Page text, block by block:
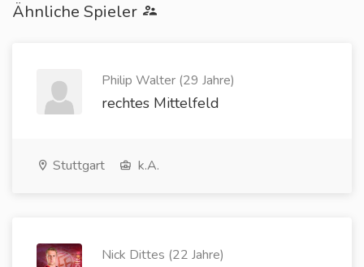
Ähnliche Spieler
Philip Walter (29 Jahre)
rechtes Mittelfeld
Stuttgart k.A.
Nick Dittes (22 Jahre)